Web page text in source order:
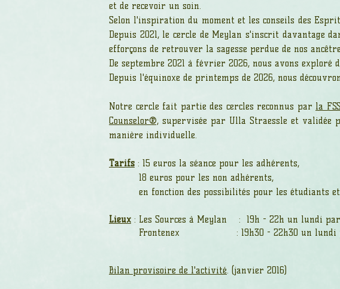
et de recevoir un soin.
Selon l'inspiration du moment et les conseils des
Depuis 2021, le cercle de Meylan s'inscrit davantage
efforçons de retrouver la sagesse perdue de nos
De septembre 2021 à février 2026, nous avons exploré
Depuis l'équinoxe de printemps de 2026, nous
Notre cercle fait partie des cercles reconnus par la FSS
Counselor®, supervisée par Ulla Straessle et validée
manière individuelle.
Tarifs : 15 euros la séance pour les adhérents,
18 euros pour les non adhérents,
en fonction des possibilités pour les étudiants et
Lieux : Les Sources à Meylan : 19h - 22h un lundi
Frontenex : 19h30 - 22h30 un
Bilan provisoire de l'activité. (janvier 2016)